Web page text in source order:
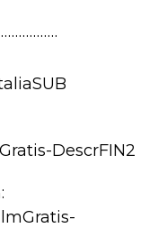
DescrFIN2